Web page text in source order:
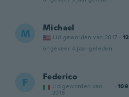
M Michael
Lid geworden van 2017 · 12
ongeveer 4 jaar geleden
F Federico
Lid geworden van
2018
· 109